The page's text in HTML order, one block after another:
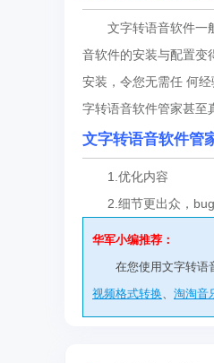
文字转语音软件一般
音软件的安装与配置变
安装，令您无需任 何
字转语音软件管家甚至
文字转语音软件管
1.优化内容
2.细节更出众，bug
华军小编推荐：
在您使用文字转语
视频格式转换、 淘淘音